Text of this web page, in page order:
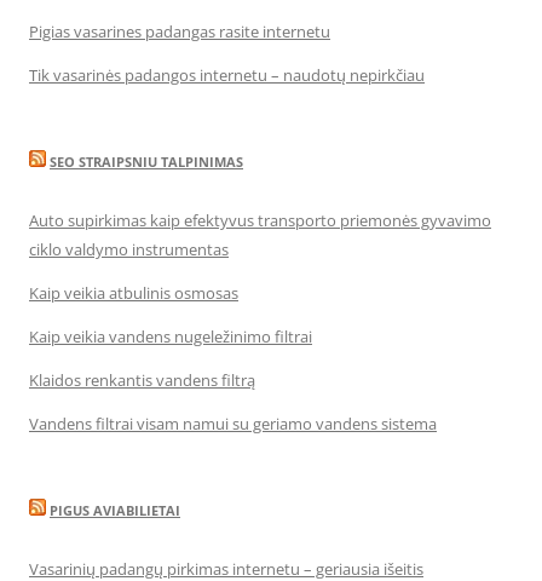
Pigias vasarines padangas rasite internetu
Tik vasarinės padangos internetu – naudotų nepirkčiau
SEO STRAIPSNIU TALPINIMAS
Auto supirkimas kaip efektyvus transporto priemonės gyvavimo
ciklo valdymo instrumentas
Kaip veikia atbulinis osmosas
Kaip veikia vandens nugeležinimo filtrai
Klaidos renkantis vandens filtrą
Vandens filtrai visam namui su geriamo vandens sistema
PIGUS AVIABILIETAI
Vasarinių padangų pirkimas internetu – geriausia išeitis